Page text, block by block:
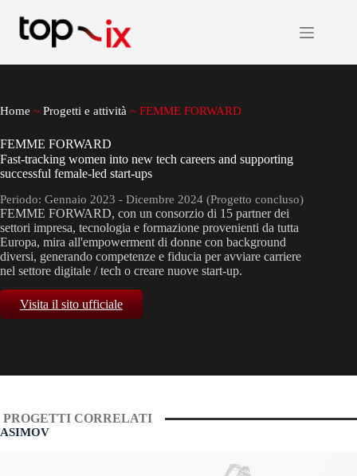
contenuto
Home ~ Progetti e attività ~ FEMME FORWARD
FEMME FORWARD
Fast-tracking women into new tech careers and supporting
successful female-led start-ups
Periodo: Gennaio 2023 - Dicembre 2024 (Progetto concluso)
FEMME FORWARD, con un consorzio di 15 partner dei
settori impresa, tecnologia e formazione provenienti da tutta
Europa, mira all'empowerment di donne con background
diversi, generando competenze e fiducia per avviare carriere
nel settore digitale / tech o creare nuove start-up.
Visita il sito ufficiale
PROGETTI CORRELATI
ASIMOV